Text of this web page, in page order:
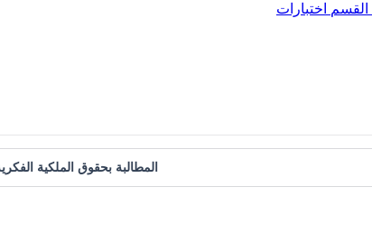
القسم اختبارات
المطالبة بحقوق الملكية